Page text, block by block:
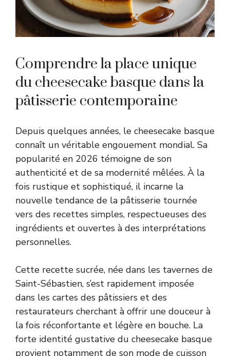
Comprendre la place unique
du cheesecake basque dans la
pâtisserie contemporaine
Depuis quelques années, le cheesecake basque
connaît un véritable engouement mondial. Sa
popularité en 2026 témoigne de son
authenticité et de sa modernité mêlées. À la
fois rustique et sophistiqué, il incarne la
nouvelle tendance de la pâtisserie tournée
vers des recettes simples, respectueuses des
ingrédients et ouvertes à des interprétations
personnelles.
Cette recette sucrée, née dans les tavernes de
Saint-Sébastien, s’est rapidement imposée
dans les cartes des pâtissiers et des
restaurateurs cherchant à offrir une douceur à
la fois réconfortante et légère en bouche. La
forte identité gustative du cheesecake basque
provient notamment de son mode de cuisson